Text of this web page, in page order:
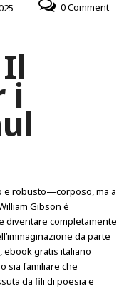
0 Comment
i
e robusto—corposo, ma a
Gibson è
diventare completamente
da parte
ebook gratis italiano
sia familiare che
da fili di poesia e